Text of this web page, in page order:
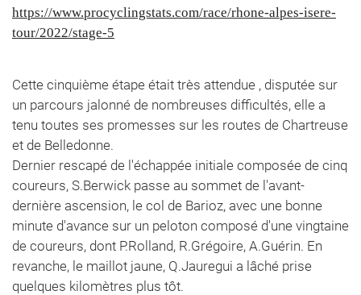
https://www.procyclingstats.com/race/rhone-alpes-isere-
tour/2022/stage-5
Cette cinquième étape était très attendue , disputée sur
un parcours jalonné de nombreuses difficultés, elle a
tenu toutes ses promesses sur les routes de Chartreuse
et de Belledonne.
Dernier rescapé de l'échappée initiale composée de cinq
coureurs, S.Berwick passe au sommet de l'avant-
dernière ascension, le col de Barioz, avec une bonne
minute d'avance sur un peloton composé d'une vingtaine
de coureurs, dont P.Rolland, R.Grégoire, A.Guérin. En
revanche, le maillot jaune, Q.Jauregui a lâché prise
quelques kilomètres plus tôt.